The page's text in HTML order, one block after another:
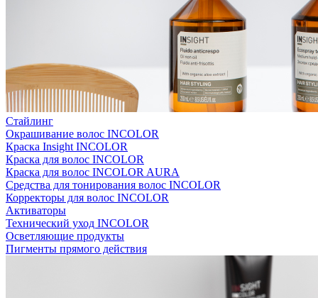
Стайлинг
Окрашивание волос INCOLOR
Краска Insight INCOLOR
Краска для волос INCOLOR
Краска для волос INCOLOR AURA
Средства для тонирования волос INCOLOR
Корректоры для волос INCOLOR
Активаторы
Технический уход INCOLOR
Осветляющие продукты
Пигменты прямого действия